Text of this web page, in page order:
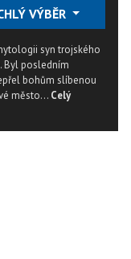
VÝBĚR
syn trojského
Byl posledním
bohům slíbenou
město... Celý